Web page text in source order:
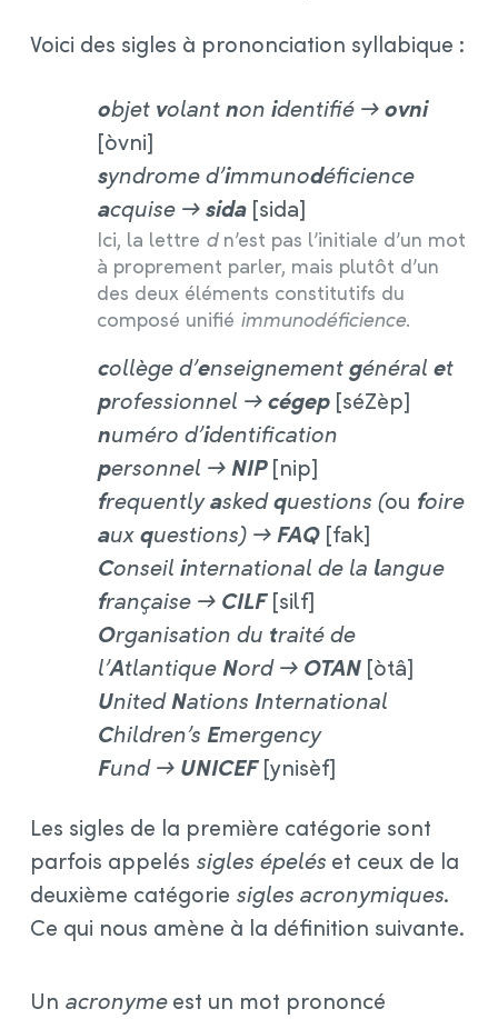
Voici des sigles à prononciation syllabique :
objet volantnon identifié →ovni
[òvni]
syndrome d’immunodéficience
acquise →sida [sida]
Ici, la lettre dn’est pas l’initiale d’un mot
à proprement parler, mais plutôt d’un
des deux éléments constitutifs du
composé unifié immunodéficience.
collège d’enseignementgénéral et
professionnel →cégep [séZèp]
numéro d’identification
personnel →NIP [nip]
frequentlyaskedquestions (ou foire
auxquestions) →FAQ [fak]
Conseil international de la langue
française → CILF [silf]
Organisation du traité de
l’AtlantiqueNord → OTAN [òtâ]
UnitedNations International
Children’s Emergency
Fund → UNICEF [ynisèf]
Les sigles de la première catégorie sont
parfois appelés sigles épelés et ceux de la
deuxième catégorie sigles acronymiques.
Ce qui nous amène à la définition suivante.
Un acronymeest un mot prononcé